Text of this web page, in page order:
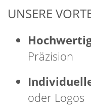
UNSERE
Präzision
oder Logos